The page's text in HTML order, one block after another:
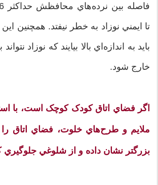
تا ايمني نوزاد به خطر نيفتد. همچنين
بايد به اندازه‌اي بالا بيايند که نوزاد
خارج شود.
اگر فضاي اتاق کودک کوچک است، با
ملايم و طرح‌هاي خلوت، فضاي اتاق
بزرگتر نشان داده و از شلوغي جلوگيري